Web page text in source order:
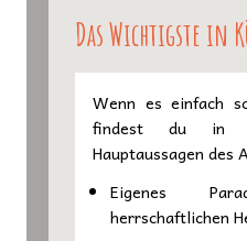
Das Wichtigste in
Wenn es einfach
findest du in
Hauptaussagen des
Eigenes
herrschaftlichen